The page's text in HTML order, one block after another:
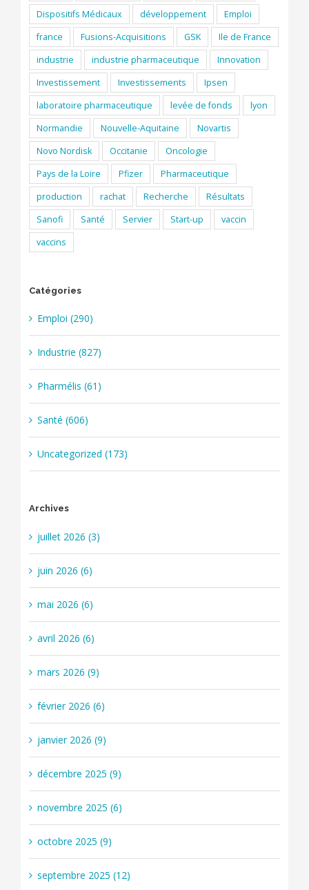
Dispositifs Médicaux développement
Emploi
france
Fusions-Acquisitions GSK
Ile de France
industrie
industrie pharmaceutique
Innovation
Investissement
Investissements
Ipsen
laboratoire pharmaceutique
levée de fonds
lyon
Normandie
Nouvelle-Aquitaine
Novartis
Novo Nordisk
Occitanie
Oncologie
Pays de la Loire
Pfizer
Pharmaceutique
production
rachat Recherche
Résultats
Sanofi
Santé Servier Start-up
vaccin
vaccins
Catégories
Emploi (290)
Industrie (827)
Pharmélis (61)
Santé (606)
Uncategorized (173)
Archives
juillet 2026 (3)
juin 2026 (6)
mai 2026 (6)
avril 2026 (6)
mars 2026 (9)
février 2026 (6)
janvier 2026 (9)
décembre 2025 (9)
novembre 2025 (6)
octobre 2025 (9)
septembre 2025 (12)